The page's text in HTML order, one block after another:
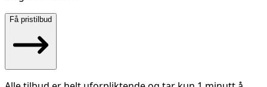
Få pristilbud